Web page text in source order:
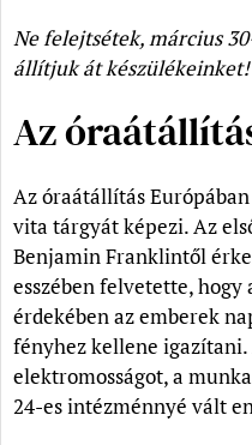
Ne felejtsétek, március
állítjuk át készülékeinket!
Az
Az óraátállítás
vita tárgyát képezi. Az
Benjamin Franklintől
esszében felvetette, hogy
érdekében az emberek
fényhez kellene
elektromosságot, a
24-es intézménnyé vált